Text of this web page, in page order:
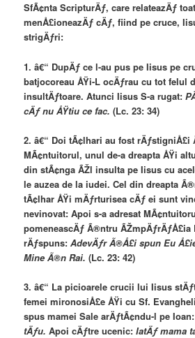
SfÃ¢nta ScripturÄƒ, care relateazÄƒ
menÅ£ioneazÄƒ cÄƒ, fiind pe cruce,
strigÄƒri:
1. â€“ DupÄƒ ce l-au pus pe Iisus pe
batjocoreau ÅŸi-L ocÄƒrau cu tot felul
insultÄƒtoare. Atunci Iisus S-a rugat:
cÄƒ nu ÅŸtiu ce fac.(Lc. 23: 34)
2. â€“ Doi tÃ¢lhari au fost rÄƒstigniÅ£i
MÃ¢ntuitorul, unul de-a dreapta ÅŸi
din stÃ¢nga ÃŽl insulta pe Iisus cu
le auzea de la iudei. Cel din dreapta
tÃ¢lhar ÅŸi mÄƒrturisea cÄƒ ei sunt
nevinovat: Apoi s-a adresat
pomeneascÄƒ Ã®ntru
rÄƒspuns:AdevÄƒr Ã®Å£i spun Eu
Mine Ã®n Rai.(Lc. 23: 42)
3. â€“ La picioarele crucii lui Iisus
femei mironosiÅ£e ÅŸi cu Sf.
spus mamei Sale arÄƒtÃ¢ndu-l pe
tÄƒu.Apoi cÄƒtre ucenic:IatÄƒ mama